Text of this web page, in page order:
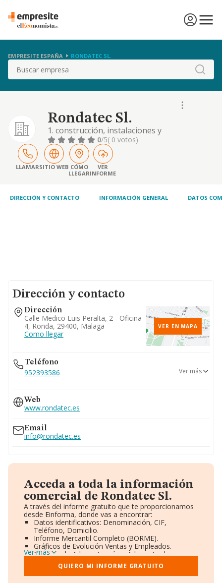
EMPRESITE ESPAÑA RONDATEC SL.
Buscar
Rondatec Sl.
1. construcción, instalaciones y
mantenimiento. 2. comercio al por mayor y al
por menor. distribución comercial.
importación y exportación. 3. actividades
inmobiliarias. 4. mediación o intermediación
en actividades profesionales. 5. industrias
hostelería y rest
0/5( 0 votos)
LLAMARSITIO WEB CÓMO
LLEGAR
VER
INFORME
DIRECCIÓN Y CONTACTO INFORMACIÓN GENERAL DATOS
Dirección y contacto
Dirección
Calle Medico Luis Peralta, 2 - Oficina
4, Ronda, 29400, Malaga
Como llegar
VER EN MAPA
Teléfono
952393586
952875011
Ver más
Web
www.rondatec.es
Email
info@rondatec.es
Acceda a toda la información
comercial de Rondatec Sl.
A través del informe gratuito que te proporcionamos
desde Einforma, donde vas a encontrar:
Datos identificativos: Denominación, CIF,
Teléfono, Domicilio.
Informe Mercantil Completo (BORME).
Gráficos de Evolución Ventas y Empleados.
Consejo de Administración y Administradores.
Directivos y Ejecutivos.
Accionistas.
Participaciones y Vinculaciones en otras empresas.
Ver más
QUIERO MI INFORME GRATUITO